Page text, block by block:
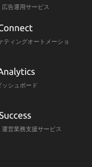
広告運用サービス
ティングオートメーショ
シュボード
営業務支援サービス